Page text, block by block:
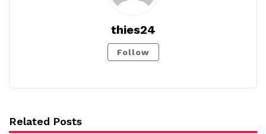
thies24
Follow
Related Posts